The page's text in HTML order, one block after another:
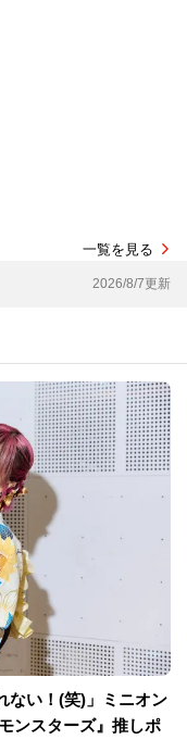
一覧を見る
2026/8/7更新
ない！(笑)」ミニオン
ンスターズ』推しポ